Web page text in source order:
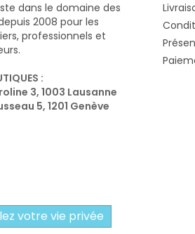
dans le domaine des
2008 pour les
professionnels et
:
3, 1003 Lausanne
5, 1201 Genève
votre vie privée